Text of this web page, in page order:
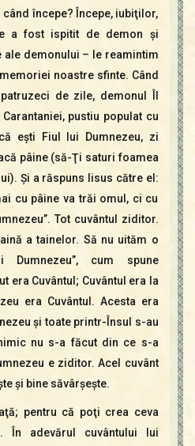
începe? Începe, iubiţilor,
a fost ispitit de demon şi
demonului – le reamintim
noastre sfinte. Când
de zile, demonul Îl
pustiu populat cu
eşti Fiul lui Dumnezeu, zi
pâine (să-Ţi saturi foamea
Şi a răspuns Iisus către el:
cu pâine va trăi omul, ci cu
Tot cuvântul ziditor.
a tainelor. Să nu uităm o
Dumnezeu”, cum spune
era Cuvântul; Cuvântul era la
era Cuvântul. Acesta era
şi toate printr-Însul s-au
nu s-a făcut din ce s-a
e ziditor. Acel cuvânt
şi bine săvârşeşte.
pentru că poţi crea ceva
În adevărul cuvântului lui